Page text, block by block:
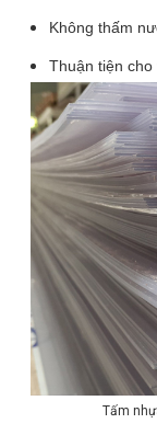
Không thấm
Thuận tiện cho
Tấm